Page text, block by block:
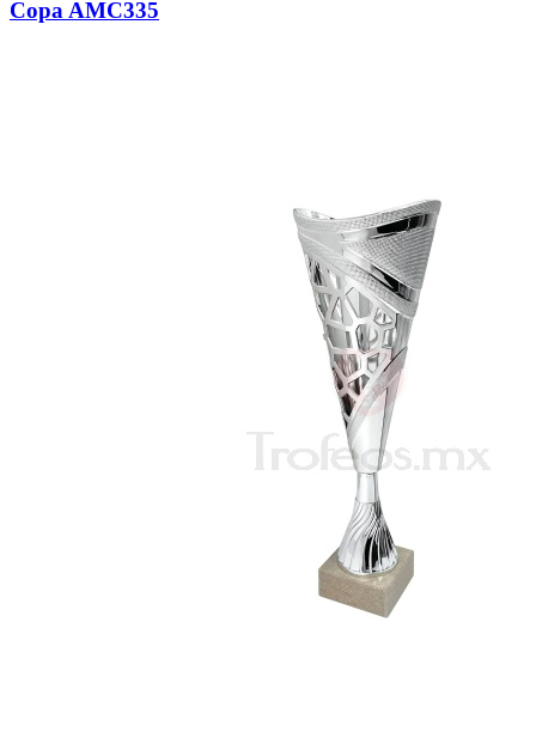
Copa AMC335